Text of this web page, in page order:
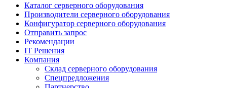
Каталог серверного оборудования
Производители серверного оборудования
Конфигуратор серверного оборудования
Отправить запрос
Рекомендации
IT Решения
Компания
Склад серверного оборудования
Спецпредложения